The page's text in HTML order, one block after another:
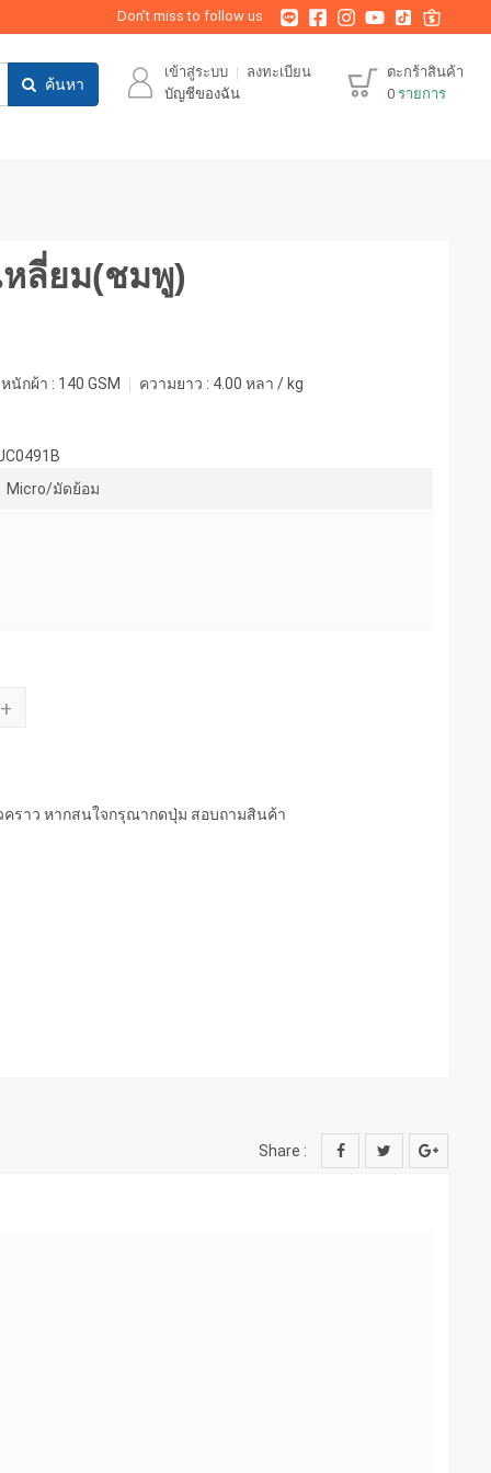
Don’t miss to follow us
ค้นหา
เข้าสู่ระบบ
ลงทะเบียน
บัญชีของฉัน
ตะกร้าสินค้า
0 รายการ
ลี่ยม(ชมพู)
นักผ้า : 140 GSM ความยาว : 4.00 หลา / kg
Micro/มัดย้อม
+
ราว หากสนใจกรุณากดปุ่ม สอบถามสินค้า
Share :